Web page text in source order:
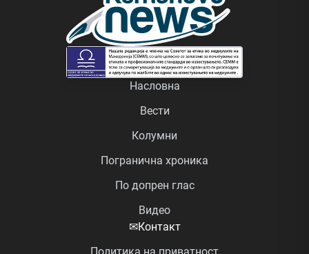
Насловна
Вести
Колумни
Погранична хроника
По допрен глас
Видео
✉Контакт